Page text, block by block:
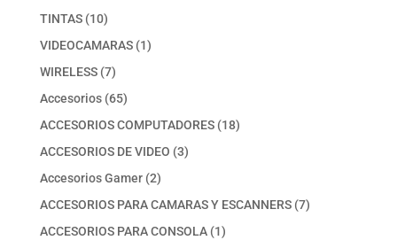
TINTAS 1010
productos
VIDEOCAMARAS 11
WIRELESS 77
productos
Accesorios 6565
productos
ACCESORIOS COMPUTADORES 1818
ACCESORIOS DE VIDEO 33
Accesorios Gamer 22
productos
ACCESORIOS PARA CAMARAS Y ESCANNERS 77
ACCESORIOS PARA CONSOLA 11